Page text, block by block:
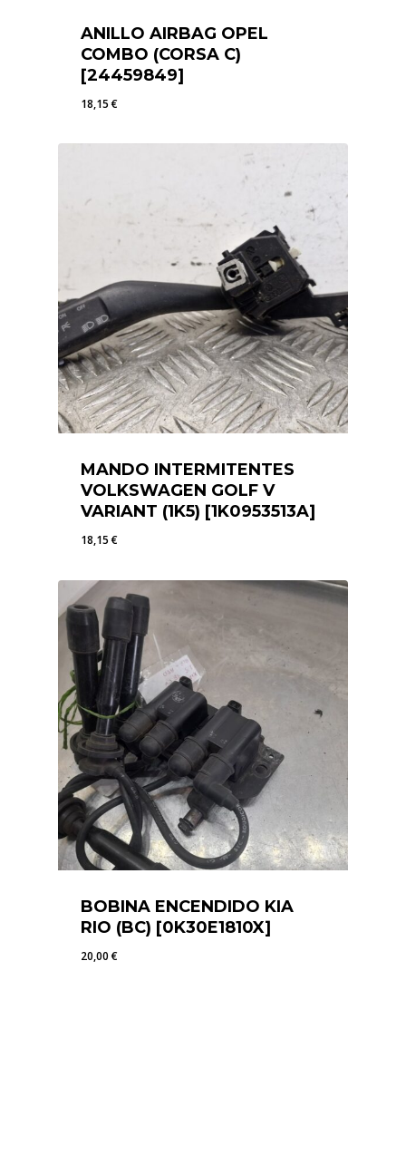
ANILLO AIRBAG OPEL
COMBO (CORSA C)
[24459849]
18,15€
MANDO INTERMITENTES
VOLKSWAGEN GOLF V
VARIANT (1K5) [1K0953513A]
18,15€
BOBINA ENCENDIDO KIA
RIO (BC) [0K30E1810X]
20,00€